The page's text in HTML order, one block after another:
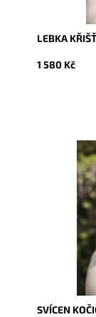
LEBKA
1 580 Kč
Dostupnost:
SVÍCEN